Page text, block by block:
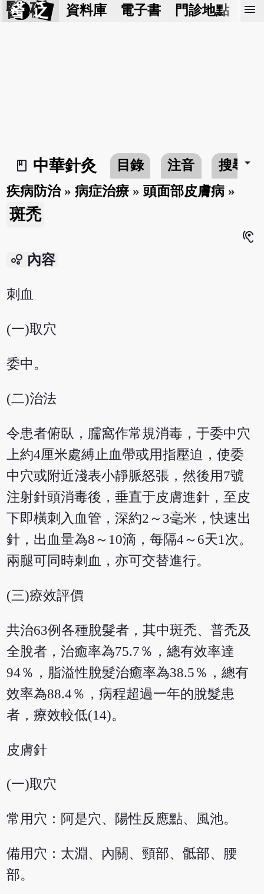
醫 砭 資料庫 電子書 門診地點 預
menu
book_2
中華針灸 目錄 注音 搜尋arrow_drop_down
疾病防治»病症治療»頭面部皮膚病 »
斑禿
hearing
bubble_chart 內容
刺血
(一)取穴
委中。
(二)治法
令患者俯臥，臑窩作常規消毒，于委中穴
上約4厘米處縛止血帶或用指壓迫，使委
中穴或附近淺表小靜脈怒張，然後用7號
注射針頭消毒後，垂直于皮膚進針，至皮
下即橫刺入血管，深約2～3毫米，快速出
針，出血量為8～10滴，每隔4～6天1次。
兩腿可同時刺血，亦可交替進行。
(三)療效評價
共治63例各種脫髮者，其中斑禿、普禿及
全脫者，治癒率為75.7％，總有效率達
94％，脂溢性脫髮治癒率為38.5％，總有
效率為88.4％，病程超過一年的脫髮患
者，療效較低(14)。
皮膚針
(一)取穴
常用穴：阿是穴、陽性反應點、風池。
備用穴：太淵、內關、頸部、骶部、腰
部。